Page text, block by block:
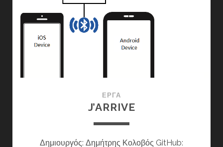
ΕΠΙΣΤΗΜΏΝ
ΈΡΓΑ
J’ARRIVE
Δημιουργός: Δημήτρης Κολοβός GitHub: